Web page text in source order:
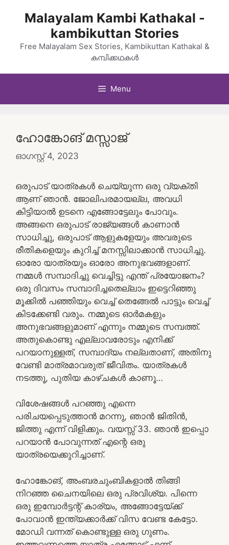
Malayalam Kambi Kathakal -
kambikuttan Stories
Free Malayalam Sex Stories, Kambikuttan Kathakal &
കമ്പിക്കഥകൾ
Menu
ഹോങ്കോങ് മസ്സാജ്
ഓഗസ്റ്റ്‌ 4, 2023
ഒരുപാട് യാത്രകൾ ചെയ്യുന്ന ഒരു വ്യക്തി
ആണ് ഞാൻ. ജോലിപരമായല്ല, അവധി
കിട്ടിയാൽ ഉടനെ എങ്ങോട്ടേലും പോവും.
അങ്ങനെ ഒരുപാട് രാജ്യങ്ങൾ കാണാൻ
സാധിച്ചു, ഒരുപാട് ആളുകളേയും അവരുടെ
രീതികളെയും കുറിച്ച് മനസ്സിലാക്കാൻ സാധിച്ചു.
ഓരോ യാത്രയും ഓരോ അനുഭവങ്ങളാണ്.
നമ്മൾ സമ്പാദിച്ചു വെച്ചിട്ടു എന്ത് പ്രയോജനം?
ഒരു ദിവസം സമ്പാദിച്ചതെല്ലാം ഇട്ടെറിഞ്ഞു
മൂക്കിൽ പഞ്ഞിയും വെച്ച് തെങ്ങേൽ പാട്ടും വെച്ച്
കിടക്കേണ്ടി വരും. നമ്മുടെ ഓർമകളും
അനുഭവങ്ങളുമാണ് എന്നും നമ്മുടെ സമ്പത്ത്.
അതുകൊണ്ടു എല്ലാവരോടും എനിക്ക്
പറയാനുള്ളത്, സമ്പാദ്യം നല്ലതാണ്, അതിനു
വേണ്ടി മാത്രമാവരുത് ജീവിതം. യാത്രകൾ
നടത്തൂ, പുതിയ കാഴ്ചകൾ കാണൂ…
വിശേഷങ്ങൾ പറഞ്ഞു എന്നെ
പരിചയപ്പെടുത്താൻ മറന്നു, ഞാൻ ജിതിൻ,
ജിത്തു എന്ന് വിളിക്കും. വയസ്സ് 33. ഞാൻ ഇപ്പൊ
പറയാൻ പോവുന്നത് എന്റെ ഒരു
യാത്രയെക്കുറിച്ചാണ്.
ഹോങ്കോങ്, അംബരചുംബികളാൽ തിങ്ങി
നിറഞ്ഞ ചൈനയിലെ ഒരു പ്രവിശ്യ. പിന്നെ
ഒരു ഇമ്പോർട്ടന്റ് കാര്യം, അങ്ങോട്ടേയ്ക്ക്
പോവാൻ ഇന്ത്യക്കാർക്ക് വിസ വേണ്ട കേട്ടോ.
മോഡി വന്നത് കൊണ്ടുള്ള ഒരു ഗുണം.